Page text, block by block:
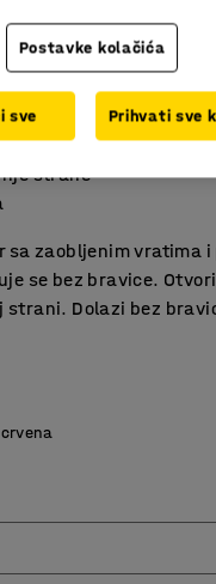
strane
sa zaobljenim vratima i
se bez bravice.
strani. Dolazi bez
Postavke kolačića
sve Prihvati sve